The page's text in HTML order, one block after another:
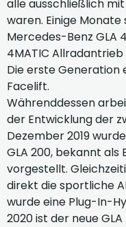
alle ausschließlich
waren. Einige
Mercedes-Benz GLA
4MATIC
Die erste Generation
Facelift.
Währenddessen
der Entwicklung der
Dezember 2019
GLA 200, bekannt als
vorgestellt.
direkt die sportliche
wurde eine Plug-In-
2020 ist der neue